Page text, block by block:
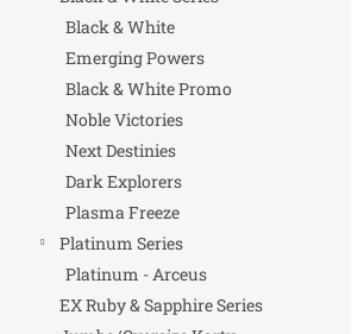
Black & White
Emerging Powers
Black & White Promo
Noble Victories
Next Destinies
Dark Explorers
Plasma Freeze
Platinum Series
Platinum - Arceus
EX Ruby & Sapphire Series